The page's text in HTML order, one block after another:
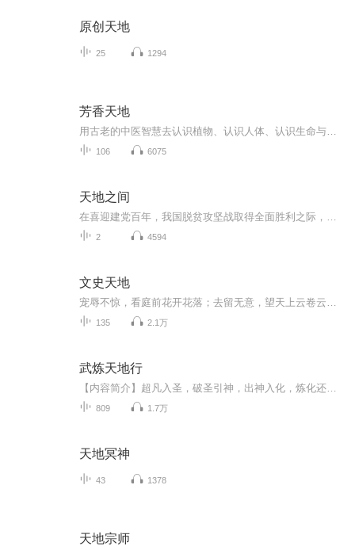
原创天地
25 1294
芳香天地
106 6075
天地之间
2 4594
文史天地
135 2.1万
武炼天地行
809 1.7万
天地冥神
43 1378
天地宗师